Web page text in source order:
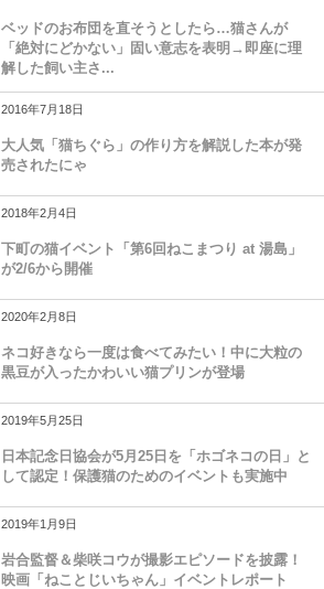
ベッドのお布団を直そうとしたら…猫さんが
「絶対にどかない」固い意志を表明→即座に理
解した飼い主さ...
2016年7月18日
大人気「猫ちぐら」の作り方を解説した本が発
売されたにゃ
2018年2月4日
下町の猫イベント「第6回ねこまつり at 湯島」
が2/6から開催
2020年2月8日
ネコ好きなら一度は食べてみたい！中に大粒の
黒豆が入ったかわいい猫プリンが登場
2019年5月25日
日本記念日協会が5月25日を「ホゴネコの日」と
して認定！保護猫のためのイベントも実施中
2019年1月9日
岩合監督＆柴咲コウが撮影エピソードを披露！
映画「ねことじいちゃん」イベントレポート